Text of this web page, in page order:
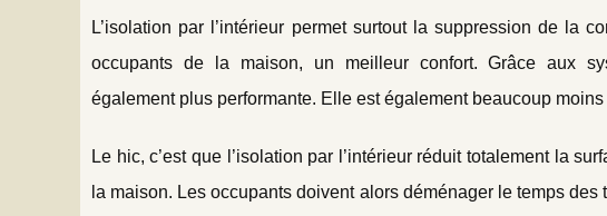
L’isolation par l’intérieur permet surtout la suppression de la
occupants de la maison, un meilleur confort. Grâce aux
également plus performante. Elle est également beaucoup moins
Le hic, c’est que l’isolation par l’intérieur réduit totalement la
la maison. Les occupants doivent alors déménager le temps